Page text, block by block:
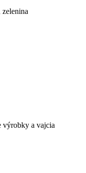
výrobky a vajcia